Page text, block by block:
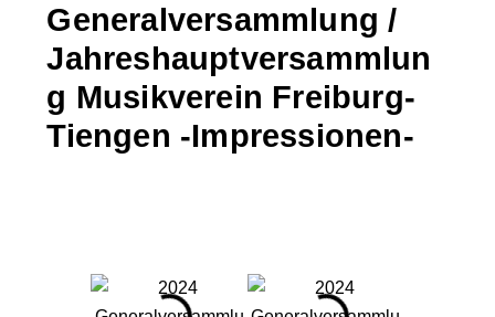
Generalversammlung /
Jahreshauptversammlun
g Musikverein Freiburg-
Tiengen -Impressionen-